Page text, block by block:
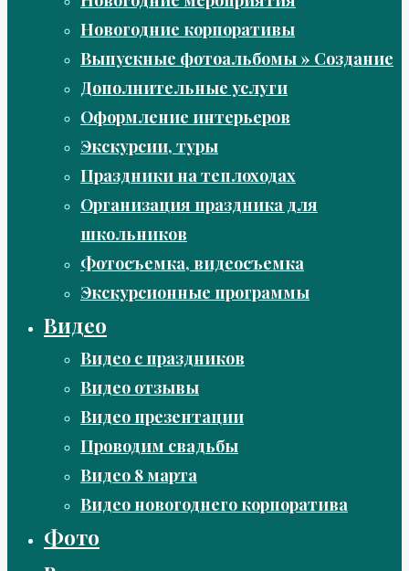
Новогодние корпоративы
Выпускные фотоальбомы » Создание
Дополнительные услуги
Оформление интерьеров
Экскурсии, туры
Праздники на теплоходах
Организация праздника для
школьников
Фотосъемка, видеосъемка
Экскурсионные программы
Видео
Видео с праздников
Видео отзывы
Видео презентации
Проводим свадьбы
Видео 8 марта
Видео новогоднего корпоратива
Фото